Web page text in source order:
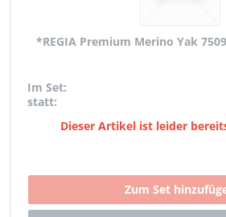
*REGIA Premium Merino Yak
Im Set:
statt:
Dieser Artikel ist leider